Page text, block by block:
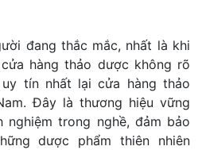
đang thắc mắc, nhất là khi
hàng thảo dược không rõ
tín nhất lại cửa hàng thảo
Đây là thương hiệu vững
nghiệm trong nghề, đảm bảo
dược phẩm thiên nhiên